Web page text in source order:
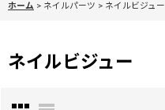
ホーム > ネイルパーツ > ネイルビジュー
ネイルビジュー